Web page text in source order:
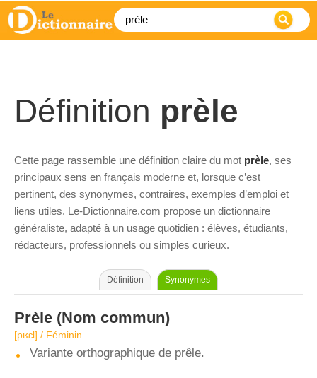
Définition prèle
Cette page rassemble une définition claire du mot prèle, ses
principaux sens en français moderne et, lorsque c’est
pertinent, des synonymes, contraires, exemples d’emploi et
liens utiles. Le-Dictionnaire.com propose un dictionnaire
généraliste, adapté à un usage quotidien : élèves, étudiants,
rédacteurs, professionnels ou simples curieux.
Définition Synonymes
Prèle (Nom commun)
[pʁɛl] / Féminin
Variante orthographique de prêle.